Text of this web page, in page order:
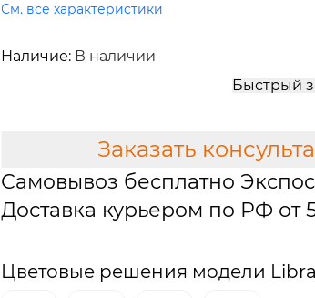
См. все характеристики
Наличие: В наличии
Быстрый
Заказать
Самовывоз бесплатно
Доставка курьером по РФ от
Цветовые решения модели